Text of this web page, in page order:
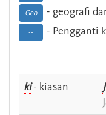
Geo - geografi
-- - Pengganti
ki- kiasan